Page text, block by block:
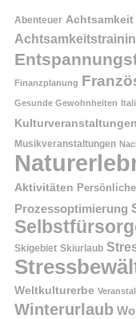
Abenteuer Achtsamkeit
Finanzplanung
Gesunde Gewohnheiten
Kulturveranstaltungen
Musikveranstaltungen
Aktivitäten
Prozessoptimierung
Skigebiet Skiurlaub
Weltkulturerbe
Winterurlaub